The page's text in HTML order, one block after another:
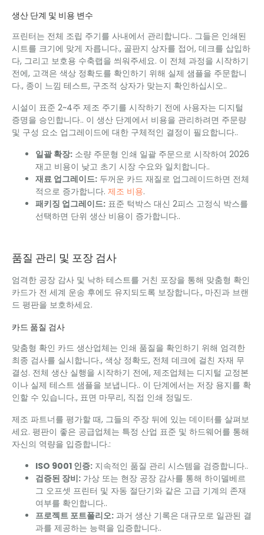
생산 단계 및 비용 변수
프린터는 전체 조립 주기를 사내에서 관리합니다.. 그들은 인쇄된
시트를 크기에 맞게 자릅니다., 골판지 상자를 접어, 데크를 삽입하
다, 그리고 보호용 수축랩을 씌워주세요. 이 전체 과정을 시작하기
전에, 고객은 색상 정확도를 확인하기 위해 실제 샘플을 주문합니
다., 종이 느낌 테스트, 구조적 상자가 맞는지 확인하십시오..
시설이 표준 2~4주 제조 주기를 시작하기 전에 사용자는 디지털
증명을 승인합니다.. 이 생산 단계에서 비용을 관리하려면 주문량
및 구성 요소 업그레이드에 대한 구체적인 결정이 필요합니다..
일괄 확장: 소량 주문형 인쇄 일괄 주문으로 시작하여 2026
재고 비용이 낮고 초기 시장 수요와 일치합니다..
재료 업그레이드: 두꺼운 카드 재질로 업그레이드하면 전체
적으로 증가합니다. 제조 비용.
패키징 업그레이드: 표준 턱박스 대신 2피스 고정식 박스를
선택하면 단위 생산 비용이 증가합니다..
품질 관리 및 포장 검사
엄격한 공장 감사 및 낙하 테스트를 거친 포장을 통해 맞춤형 확인
카드가 전 세계 운송 후에도 유지되도록 보장합니다., 마진과 브랜
드 평판을 보호하세요.
카드 품질 검사
맞춤형 확인 카드 생산업체는 인쇄 품질을 확인하기 위해 엄격한
최종 검사를 실시합니다., 색상 정확도, 전체 데크에 걸친 자재 무
결성. 전체 생산 실행을 시작하기 전에, 제조업체는 디지털 교정본
이나 실제 테스트 샘플을 보냅니다.. 이 단계에서는 저장 용지를 확
인할 수 있습니다., 표면 마무리, 직접 인쇄 정밀도.
제조 파트너를 평가할 때, 그들의 주장 뒤에 있는 데이터를 살펴보
세요. 평판이 좋은 공급업체는 특정 산업 표준 및 하드웨어를 통해
자신의 역량을 입증합니다.:
ISO 9001 인증: 지속적인 품질 관리 시스템을 검증합니다..
검증된 장비: 가상 또는 현장 공장 감사를 통해 하이델베르
그 오프셋 프린터 및 자동 절단기와 같은 고급 기계의 존재
여부를 확인합니다..
프로젝트 포트폴리오: 과거 생산 기록은 대규모로 일관된 결
과를 제공하는 능력을 입증합니다..